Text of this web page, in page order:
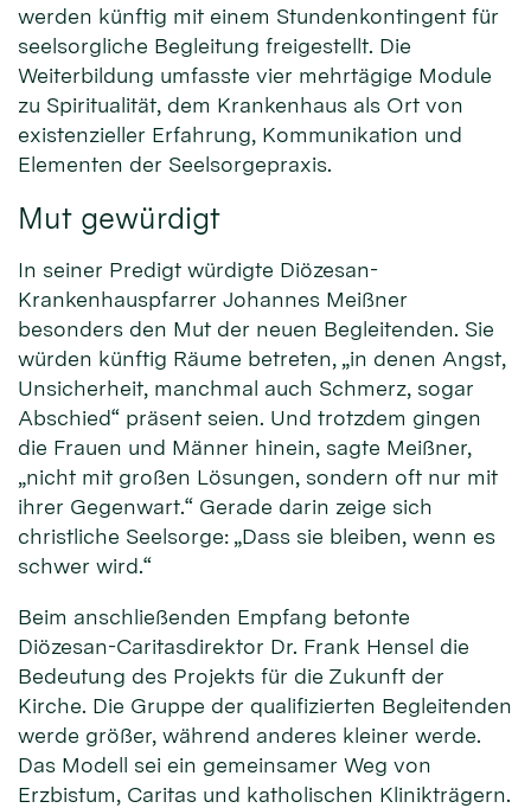
werden künftig mit einem Stundenkontingent für
seelsorgliche Begleitung freigestellt. Die
Weiterbildung umfasste vier mehrtägige Module
zu Spiritualität, dem Krankenhaus als Ort von
existenzieller Erfahrung, Kommunikation und
Elementen der Seelsorgepraxis.
Mut gewürdigt
In seiner Predigt würdigte Diözesan-
Krankenhauspfarrer Johannes Meißner
besonders den Mut der neuen Begleitenden. Sie
würden künftig Räume betreten, „in denen Angst,
Unsicherheit, manchmal auch Schmerz, sogar
Abschied“ präsent seien. Und trotzdem gingen
die Frauen und Männer hinein, sagte Meißner,
„nicht mit großen Lösungen, sondern oft nur mit
ihrer Gegenwart.“ Gerade darin zeige sich
christliche Seelsorge: „Dass sie bleiben, wenn es
schwer wird.“
Beim anschließenden Empfang betonte
Diözesan-Caritasdirektor Dr. Frank Hensel die
Bedeutung des Projekts für die Zukunft der
Kirche. Die Gruppe der qualifizierten Begleitenden
werde größer, während anderes kleiner werde.
Das Modell sei ein gemeinsamer Weg von
Erzbistum, Caritas und katholischen Klinikträgern.